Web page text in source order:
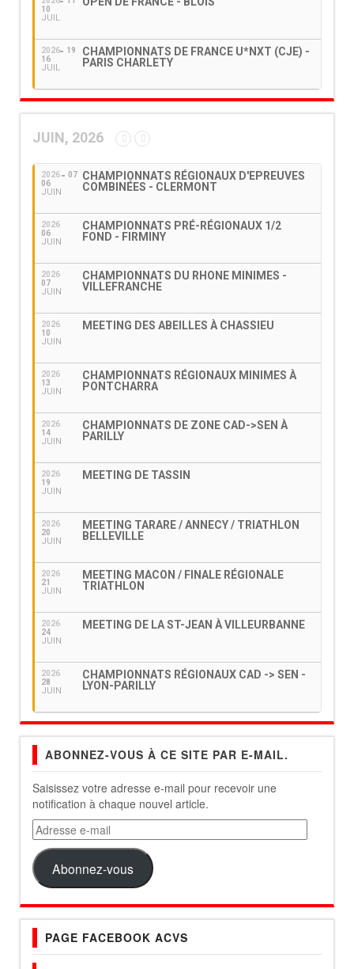
10
JUIL
2026
16
JUIL
19
CHAMPIONNATS DE FRANCE U*NXT (CJE) -
PARIS CHARLETY
JUIN, 2026
2026
06
JUIN
07
CHAMPIONNATS RÉGIONAUX D'EPREUVES
COMBINÉES - CLERMONT
2026
06
JUIN
CHAMPIONNATS PRÉ-RÉGIONAUX 1/2
FOND - FIRMINY
2026
07
JUIN
CHAMPIONNATS DU RHONE MINIMES -
VILLEFRANCHE
2026
10
JUIN
MEETING DES ABEILLES À CHASSIEU
2026
13
JUIN
CHAMPIONNATS RÉGIONAUX MINIMES À
PONTCHARRA
2026
14
JUIN
CHAMPIONNATS DE ZONE CAD->SEN À
PARILLY
2026
19
JUIN
MEETING DE TASSIN
2026
20
JUIN
MEETING TARARE / ANNECY / TRIATHLON
BELLEVILLE
2026
21
JUIN
MEETING MACON / FINALE RÉGIONALE
TRIATHLON
2026
24
JUIN
MEETING DE LA ST-JEAN À VILLEURBANNE
2026
28
JUIN
CHAMPIONNATS RÉGIONAUX CAD -> SEN -
LYON-PARILLY
ABONNEZ-VOUS À CE SITE PAR E-MAIL.
Saisissez votre adresse e-mail pour recevoir une
notification à chaque nouvel article.
Adresse
e-
mail
Abonnez-vous
PAGE FACEBOOK ACVS